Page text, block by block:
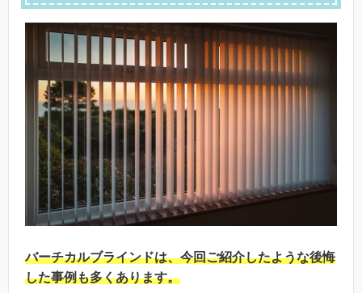
バーチカルブラインドは、今回ご紹介したような後悔
した事例も多くあります。